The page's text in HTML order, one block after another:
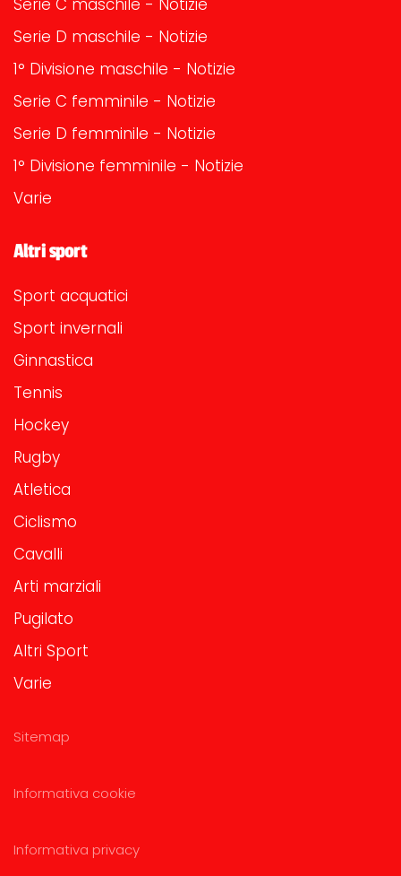
Serie C maschile - Notizie
Serie D maschile - Notizie
1° Divisione maschile - Notizie
Serie C femminile - Notizie
Serie D femminile - Notizie
1° Divisione femminile - Notizie
Varie
Altri sport
Sport acquatici
Sport invernali
Ginnastica
Tennis
Hockey
Rugby
Atletica
Ciclismo
Cavalli
Arti marziali
Pugilato
Altri Sport
Varie
Sitemap
Informativa cookie
Informativa privacy